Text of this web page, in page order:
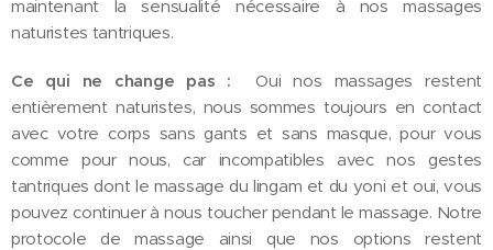
maintenant la sensualité nécessaire à nos massages
naturistes tantriques.
Ce qui ne change pas : Oui nos massages restent
entièrement naturistes, nous sommes toujours en contact
avec votre corps sans gants et sans masque, pour vous
comme pour nous, car incompatibles avec nos gestes
tantriques dont le massage du lingam et du yoni et oui, vous
pouvez continuer à nous toucher pendant le massage. Notre
protocole de massage ainsi que nos options restent